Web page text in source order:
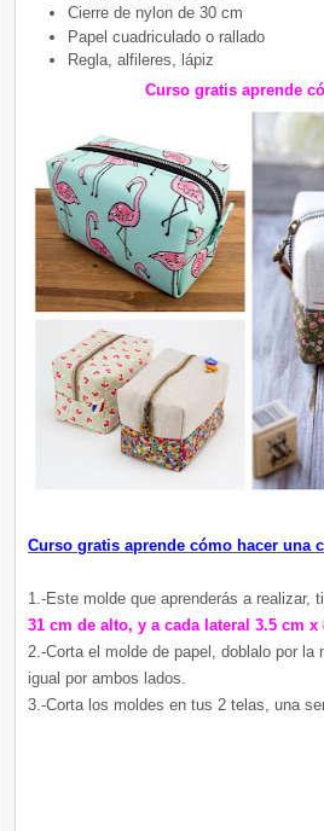
Cierre de nylon de 30 cm
Papel cuadriculado o rallado
Regla, alfileres, lápiz
Curso gratis aprende
Curso gratis aprende cómo hacer una
1.-Este molde que aprenderás a realizar,
31 cm de alto, y a cada lateral 3.5 cm x
2.-Corta el molde de papel, doblalo por
igual por ambos lados.
3.-Corta los moldes en tus 2 telas, una